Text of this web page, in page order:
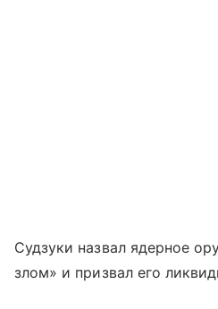
Судзуки назвал ядерное
злом» и призвал его